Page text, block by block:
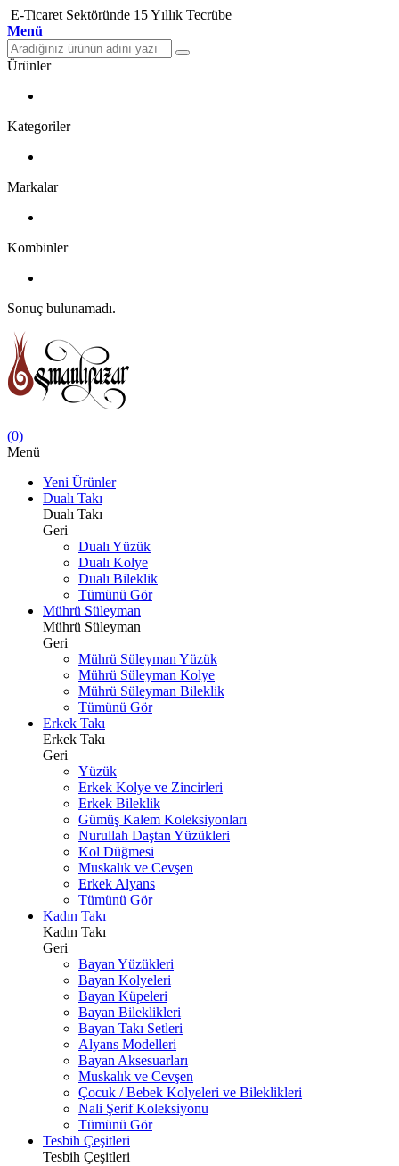
E-Ticaret Sektöründe 15 Yıllık Tecrübe
Menü
Ürünler
Kategoriler
Markalar
Kombinler
Sonuç bulunamadı.
(0)
Menü
Yeni Ürünler
Dualı Takı
Dualı Takı
Geri
Dualı Yüzük
Dualı Kolye
Dualı Bileklik
Tümünü Gör
Mührü Süleyman
Mührü Süleyman
Geri
Mührü Süleyman Yüzük
Mührü Süleyman Kolye
Mührü Süleyman Bileklik
Tümünü Gör
Erkek Takı
Erkek Takı
Geri
Yüzük
Erkek Kolye ve Zincirleri
Erkek Bileklik
Gümüş Kalem Koleksiyonları
Nurullah Daştan Yüzükleri
Kol Düğmesi
Muskalık ve Cevşen
Erkek Alyans
Tümünü Gör
Kadın Takı
Kadın Takı
Geri
Bayan Yüzükleri
Bayan Kolyeleri
Bayan Küpeleri
Bayan Bileklikleri
Bayan Takı Setleri
Alyans Modelleri
Bayan Aksesuarları
Muskalık ve Cevşen
Çocuk / Bebek Kolyeleri ve Bileklikleri
Nali Şerif Koleksiyonu
Tümünü Gör
Tesbih Çeşitleri
Tesbih Çeşitleri